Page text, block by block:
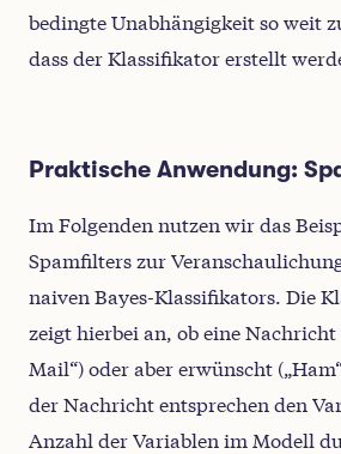
bedingte Unabhängigkeit so weit
dass der Klassifikator erstellt
Praktische Anwendung:
Im Folgenden nutzen wir das
Spamfilters zur
naiven Bayes-Klassifikators. Die
zeigt hierbei an, ob eine Nachricht
Mail“) oder aber erwünscht
der Nachricht entsprechen den
Anzahl der Variablen im Modell